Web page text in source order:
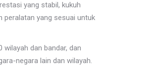
yang stabil, kukuh
peralatan yang sesuai untuk
wilayah dan bandar, dan
negara lain dan wilayah.